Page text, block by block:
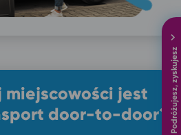
Podróżujesz, zyskujesz
miejscowości jest
door-to-door?